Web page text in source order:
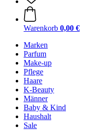
Warenkorb 0,00 €
Marken
Parfum
Make-up
Pflege
Haare
K-Beauty
Männer
Baby & Kind
Haushalt
Sale